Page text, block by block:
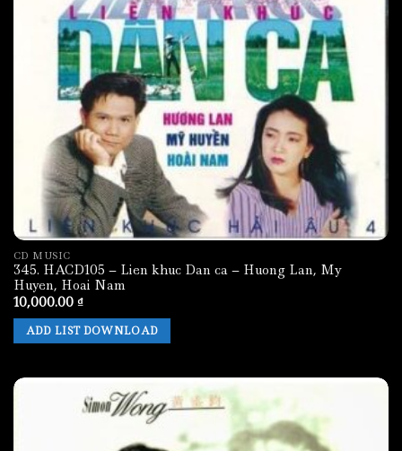
CD MUSIC
345. HACD105 – Lien khuc Dan ca – Huong Lan, My
Huyen, Hoai Nam
10,000.00 ₫
ADD LIST DOWNLOAD